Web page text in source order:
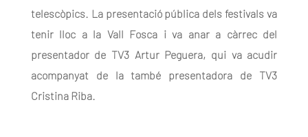
telescòpics. La presentació pública dels festivals va
tenir lloc a la Vall Fosca i va anar a càrrec del
presentador de TV3 Artur Peguera, qui va acudir
acompanyat de la també presentadora de TV3
Cristina Riba.